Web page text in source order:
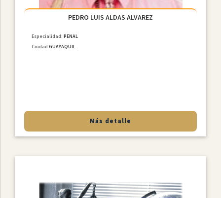
PEDRO LUIS ALDAS ALVAREZ
Especialidad:PENAL
Ciudad GUAYAQUIL
Más detalle